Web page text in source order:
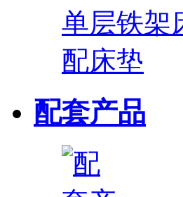
配套产品